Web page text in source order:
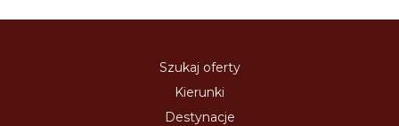
Szukaj oferty
Kierunki
Destynacje